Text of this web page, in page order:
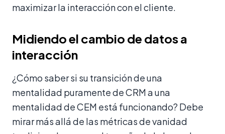
maximizar la interacción con el cliente.
Midiendo el cambio de datos a
interacción
¿Cómo saber si su transición de una
mentalidad puramente de CRM a una
mentalidad de CEM está funcionando? Debe
mirar más allá de las métricas de vanidad